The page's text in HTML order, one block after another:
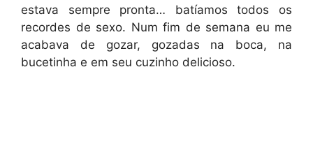
estava sempre pronta… batíamos todos os
recordes de sexo. Num fim de semana eu me
acabava de gozar, gozadas na boca, na
bucetinha e em seu cuzinho delicioso.